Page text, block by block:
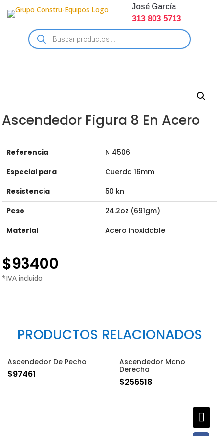
José García
313 803 5713
Búsqueda
de
productos

Ascendedor Figura 8 En Acero
Referencia
N 4506
Especial para
Cuerda 16mm
Resistencia
50 kn
Peso
24.2oz (691gm)
Material
Acero inoxidable
$93400
PRODUCTOS RELACIONADOS
Ascendedor De Pecho
$97461
Ascendedor Mano
Derecha
$256518